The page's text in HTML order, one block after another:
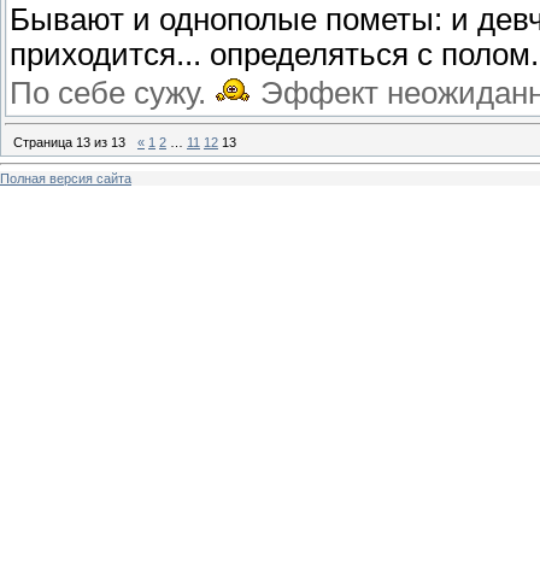
Бывают и однополые пометы: и
приходится... определяться с
По себе сужу.
Эффект
Страница 13 из 13 « 1 2 11 12 13
Полная версия сайта